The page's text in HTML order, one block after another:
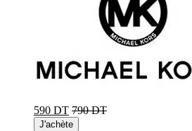
590 DT 790 DT
J'achète